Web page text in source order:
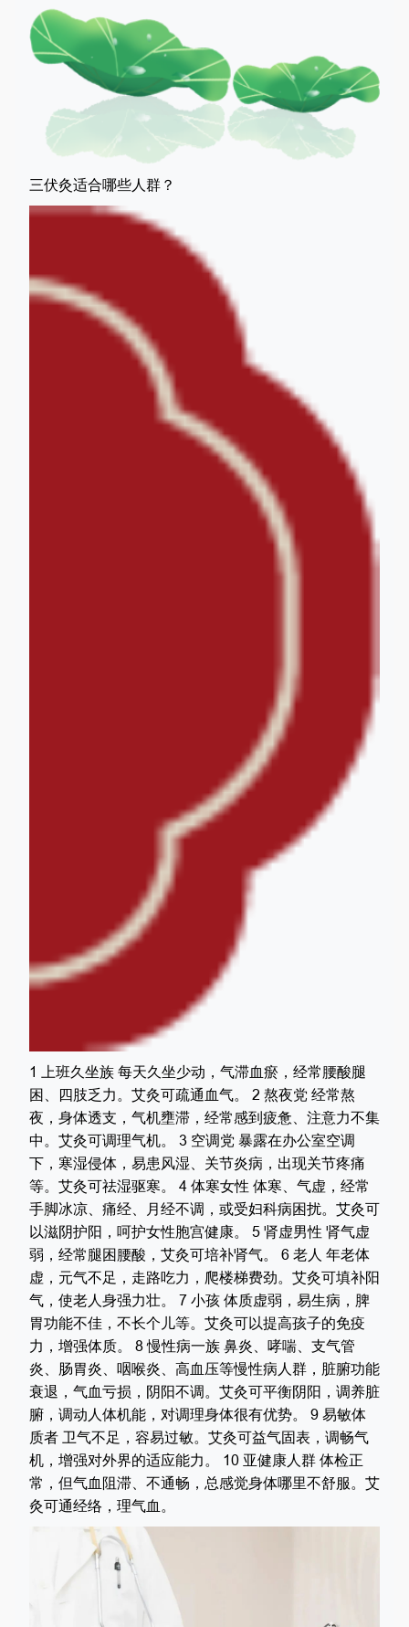
三伏灸适合哪些人群？
1 上班久坐族 每天久坐少动，气滞血瘀，经常腰酸腿
困、四肢乏力。艾灸可疏通血气。 2 熬夜党 经常熬
夜，身体透支，气机壅滞，经常感到疲惫、注意力不集
中。艾灸可调理气机。 3 空调党 暴露在办公室空调
下，寒湿侵体，易患风湿、关节炎病，出现关节疼痛
等。艾灸可祛湿驱寒。 4 体寒女性 体寒、气虚，经常
手脚冰凉、痛经、月经不调，或受妇科病困扰。艾灸可
以滋阴护阳，呵护女性胞宫健康。 5 肾虚男性 肾气虚
弱，经常腿困腰酸，艾灸可培补肾气。 6 老人 年老体
虚，元气不足，走路吃力，爬楼梯费劲。艾灸可填补阳
气，使老人身强力壮。 7 小孩 体质虚弱，易生病，脾
胃功能不佳，不长个儿等。艾灸可以提高孩子的免疫
力，增强体质。 8 慢性病一族 鼻炎、哮喘、支气管
炎、肠胃炎、咽喉炎、高血压等慢性病人群，脏腑功能
衰退，气血亏损，阴阳不调。艾灸可平衡阴阳，调养脏
腑，调动人体机能，对调理身体很有优势。 9 易敏体
质者 卫气不足，容易过敏。艾灸可益气固表，调畅气
机，增强对外界的适应能力。 10 亚健康人群 体检正
常，但气血阻滞、不通畅，总感觉身体哪里不舒服。艾
灸可通经络，理气血。